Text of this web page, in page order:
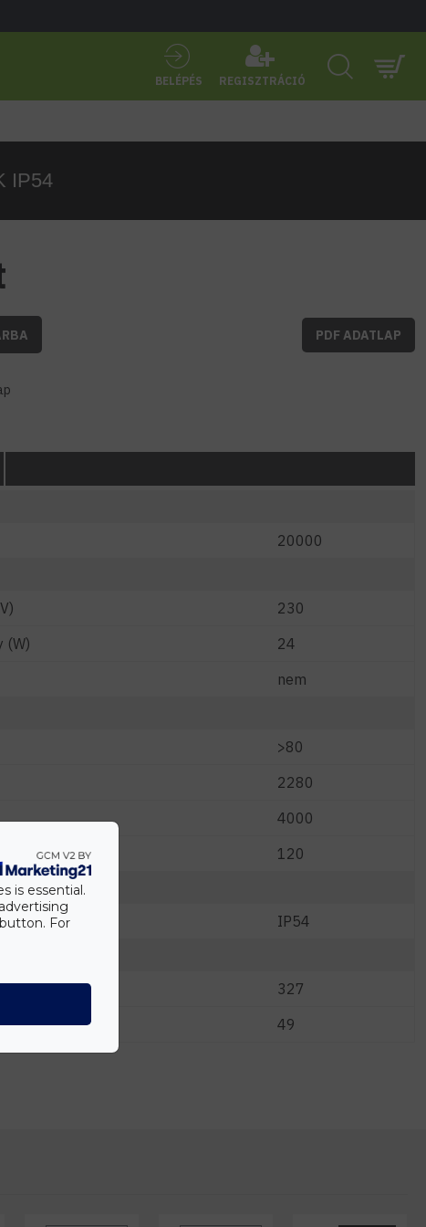
BELÉPÉS REGISZTRÁCIÓ
IP54
PDF ADATLAP
20000
230
(W)
24
nem
>80
2280
4000
120
IP54
327
49
is essential.
For